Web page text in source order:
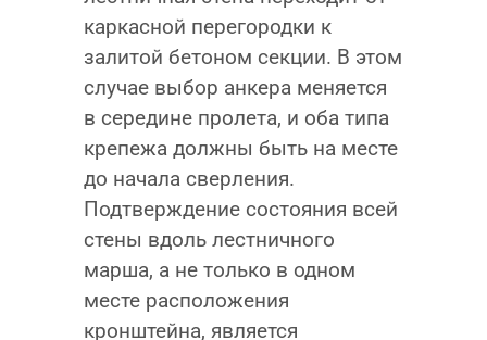
каркасной перегородки к
залитой бетоном секции. В этом
случае выбор анкера меняется
в середине пролета, и оба типа
крепежа должны быть на месте
до начала сверления.
Подтверждение состояния всей
стены вдоль лестничного
марша, а не только в одном
месте расположения
кронштейна, является